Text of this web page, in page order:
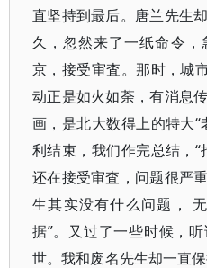
直坚持到最后。唐兰先生
久，忽然来了一纸命令
京，接受审査。那时，城
动正是如火如荼，有消息
画，是北大数得上的特大
利结束，我们作完总结，
还在接受审査，问题很严
生其实没有什么问题，
据”。又过了一些时候，
世。我和废名先生却一直